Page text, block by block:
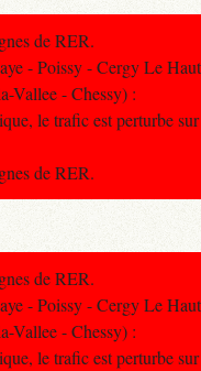
de RER.
- Poissy - Cergy Le
Vallee - Chessy) :
le trafic est perturbe sur
de RER.
de RER.
- Poissy - Cergy Le
Vallee - Chessy) :
le trafic est perturbe sur